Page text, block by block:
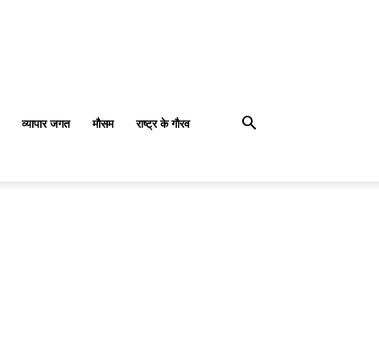
व्यापार जगत मौसम राष्ट्र के गौरव